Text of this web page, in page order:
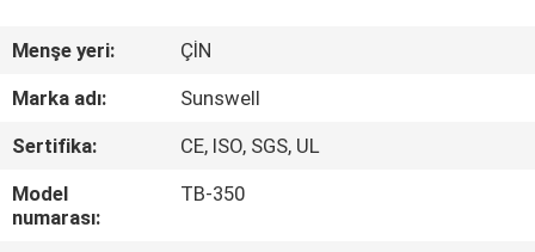
VİDEOLAR
FABRIKA
Menşe yeri:
ÇİN
Marka adı:
Sunswell
Sertifika:
CE, ISO, SGS, UL
Model
numarası:
TB-350